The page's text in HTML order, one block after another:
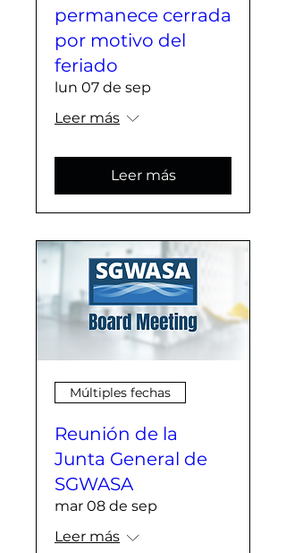
permanece cerrada
por motivo del
feriado
lun 07 de sep
Leer más
Leer más
Múltiples fechas
Reunión de la
Junta General de
SGWASA
mar 08 de sep
Leer más